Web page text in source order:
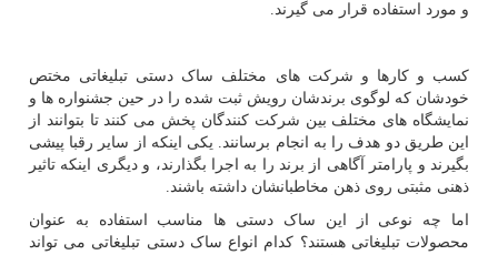
و مورد استفاده قرار می گیرند.
کسب و کارها و شرکت های مختلف ساک دستی تبلیغاتی مختص
خودشان که لوگوی برندشان رویش ثبت شده را در حین جشنواره ها و
نمایشگاه های مختلف بین شرکت کنندگان پخش می کنند تا بتوانند از
این طریق دو هدف را به انجام برسانند. یکی اینکه از سایر رقبا پیشی
بگیرند و پارامتر آگاهی از برند را به اجرا بگذارند، و دیگری اینکه تاثیر
ذهنی مثبتی روی ذهن مخاطبانشان داشته باشند.
اما چه نوعی از این ساک دستی ها مناسب استفاده به عنوان
محصولات تبلیغاتی هستند؟ کدام انواع ساک دستی تبلیغاتی می تواند